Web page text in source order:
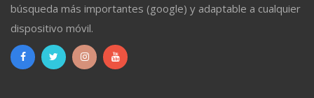
búsqueda más importantes (google) y adaptable a cualquier
dispositivo móvil.